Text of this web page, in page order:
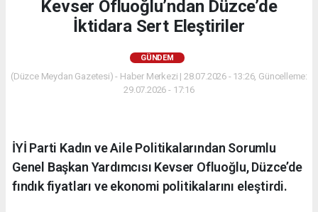
Kevser Ofluoğlu’ndan Düzce’de
İktidara Sert Eleştiriler
GÜNDEM
(Düzce Meydan Gazetesi) - Haber Merkezi | 28.07.2026 - 13:26, Güncelleme:
29.07.2026 - 17:16
İYİ Parti Kadın ve Aile Politikalarından Sorumlu
Genel Başkan Yardımcısı Kevser Ofluoğlu, Düzce’de
fındık fiyatları ve ekonomi politikalarını eleştirdi.